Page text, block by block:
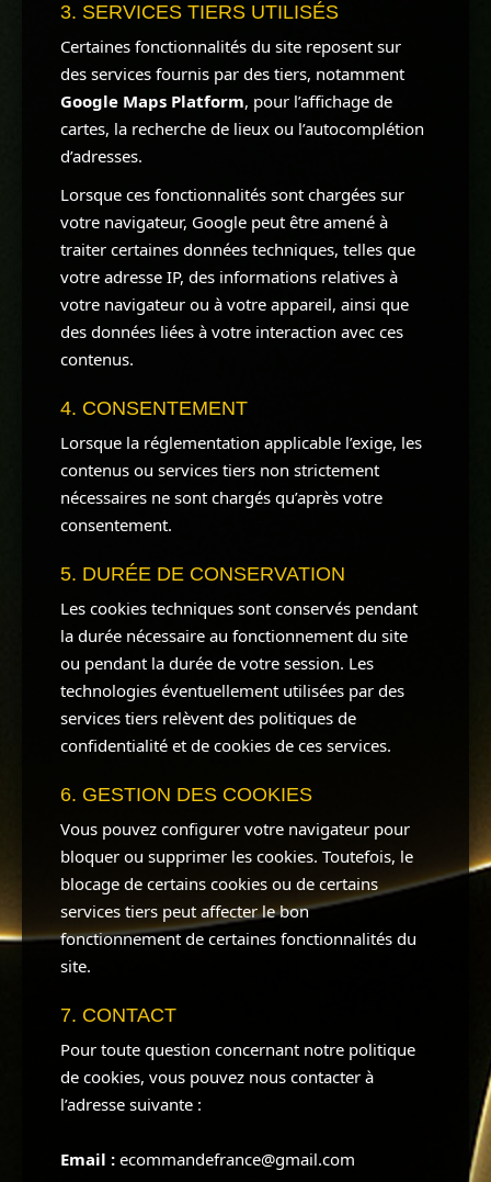
3. SERVICES TIERS UTILISÉS
Certaines fonctionnalités du site reposent sur
des services fournis par des tiers, notamment
Google Maps Platform, pour l’affichage de
cartes, la recherche de lieux ou l’autocomplétion
d’adresses.
Lorsque ces fonctionnalités sont chargées sur
votre navigateur, Google peut être amené à
traiter certaines données techniques, telles que
votre adresse IP, des informations relatives à
votre navigateur ou à votre appareil, ainsi que
des données liées à votre interaction avec ces
contenus.
4. CONSENTEMENT
Lorsque la réglementation applicable l’exige, les
contenus ou services tiers non strictement
nécessaires ne sont chargés qu’après votre
consentement.
5. DURÉE DE CONSERVATION
Les cookies techniques sont conservés pendant
la durée nécessaire au fonctionnement du site
ou pendant la durée de votre session. Les
technologies éventuellement utilisées par des
services tiers relèvent des politiques de
confidentialité et de cookies de ces services.
6. GESTION DES COOKIES
Vous pouvez configurer votre navigateur pour
bloquer ou supprimer les cookies. Toutefois, le
blocage de certains cookies ou de certains
services tiers peut affecter le bon
fonctionnement de certaines fonctionnalités du
site.
7. CONTACT
Pour toute question concernant notre politique
de cookies, vous pouvez nous contacter à
l’adresse suivante :
Email : ecommandefrance@gmail.com